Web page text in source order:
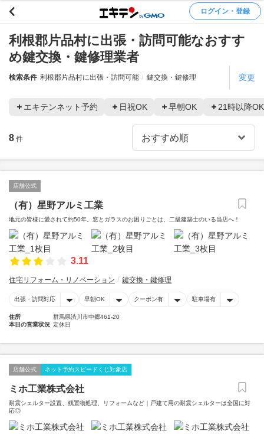
ログイン・登録
利根郡片品村に出張・訪問可能なおすす
め鍵交換・鍵修理業者
検索条件 利根郡片品村に出張・訪問可能 鍵交換・鍵修理 変更
エキテンネット予約 日祝OK 早朝OK 21時以降OK
8 件
店舗公式
（有）星野アルミ工業
地元の皆様に愛されて約50年。窓とガラスのお困りごとは、二級建築士のいる当店へ！
3.11
住宅リフォーム・リノベーション 鍵交換・鍵修理
出張・訪問対応 早朝OK クーポン有 駐車場有
住所
群馬県渋川市中郷461-20
本日の営業状況 定休日
店舗公式 ネット予約スピードくじ対象店
ミホ工業株式会社
耐震シェルター設置、残置物処理、リフォームなど｜戸建て用の耐震シェルターは全国に対
応◎